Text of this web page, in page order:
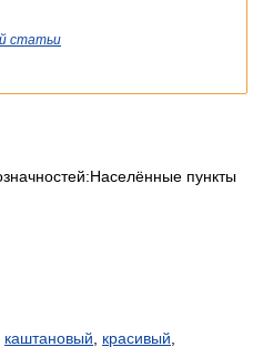
статьи
пункты
каштановый красивый